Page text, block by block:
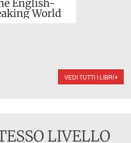
English-
World
VEDI TUTTI I LIBRI
LIVELLO